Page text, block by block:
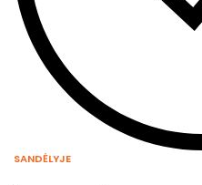
SANDĖLYJE